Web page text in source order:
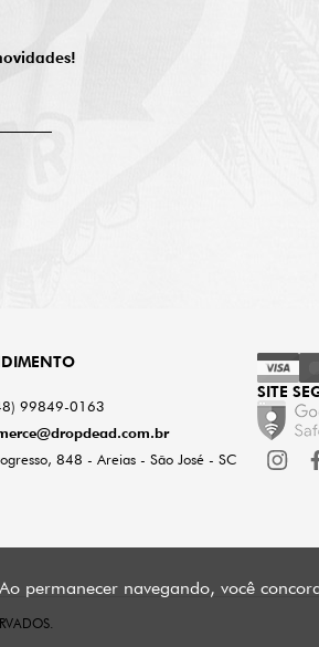
99849-0163
848 - Areias - São José - SC
SITE
permanecer navegando, você